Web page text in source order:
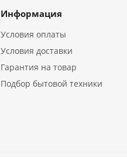
Информация
Условия оплаты
Условия доставки
Гарантия на товар
Подбор бытовой техники